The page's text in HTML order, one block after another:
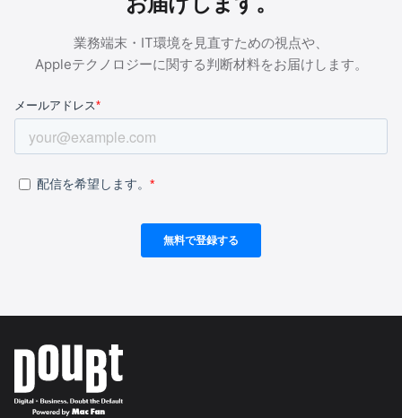
業務端末・IT環境を見直すための視点や、
Appleテクノロジーに関する判断材料をお届けします。